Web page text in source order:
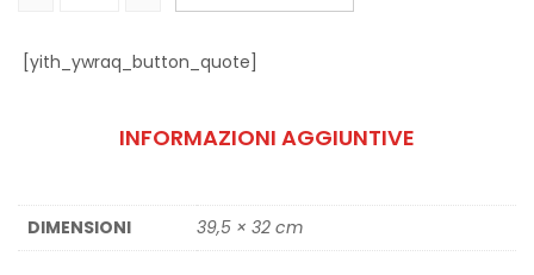
[yith_ywraq_button_quote]
INFORMAZIONI AGGIUNTIVE
DIMENSIONI 39,5 × 32 cm